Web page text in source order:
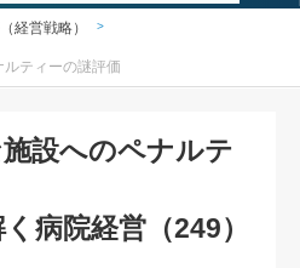
経営戦略）
ティーの謎評価
設へのペナルテ
病院経営（249）